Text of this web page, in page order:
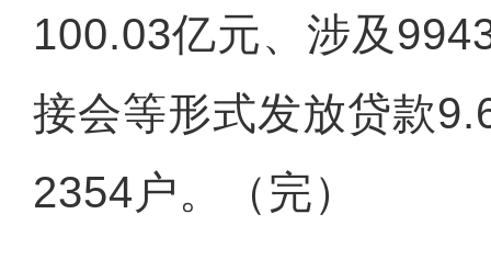
100.03亿元、涉及
接会等形式发放贷款
2354户。（完）